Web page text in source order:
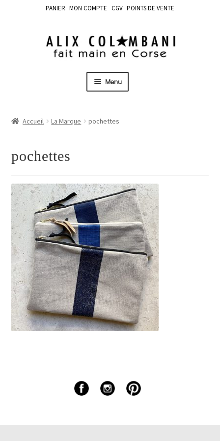
PANIER MON COMPTE CGV POINTS DE VENTE
Menu
Accueil La Marque pochettes
pochettes